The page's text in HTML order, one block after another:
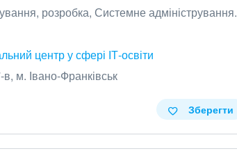
розробка, Системне адміністрування.
центр у сфері ІТ-освіти
м. Івано-Франківськ
Зберегти